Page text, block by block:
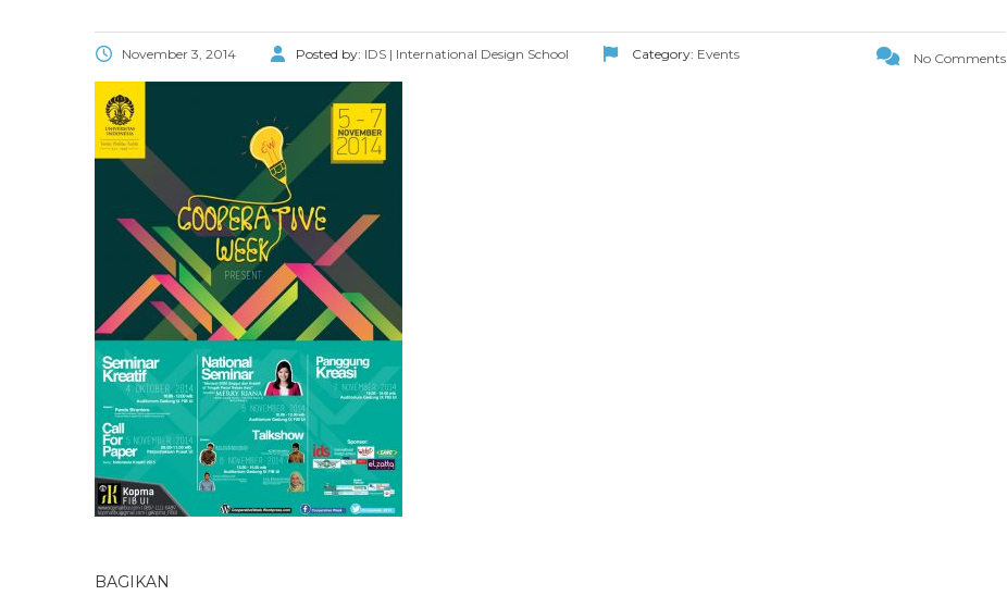
November 3, 2014 Posted by: IDS | International Design School Category: Events No Comments
BAGIKAN